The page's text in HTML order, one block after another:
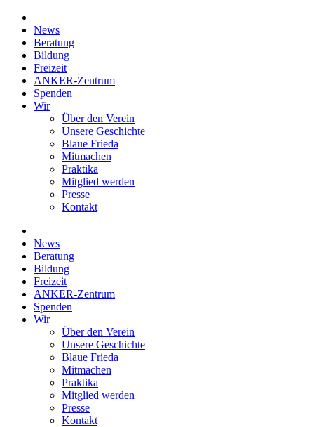
News
Beratung
Bildung
Freizeit
ANKER-Zentrum
Spenden
Wir
Über den Verein
Unsere Geschichte
Blaue Frieda
Mitmachen
Praktika
Mitglied werden
Presse
Kontakt
News
Beratung
Bildung
Freizeit
ANKER-Zentrum
Spenden
Wir
Über den Verein
Unsere Geschichte
Blaue Frieda
Mitmachen
Praktika
Mitglied werden
Presse
Kontakt